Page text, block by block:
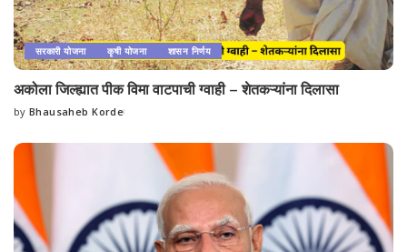
सरकारी योजना कृषी योजना शासन निर्णय
अकोला जिल्ह्यात पीक विमा वाटपाची ग्वाही – शेतकऱ्यांना दिलासा
Posted
by Bhausaheb Korde